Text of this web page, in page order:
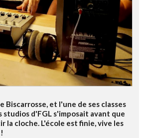
Biscarrosse, et l'une de ses classes
studios d'FGL s'imposait avant que
la cloche. L'école est finie, vive les